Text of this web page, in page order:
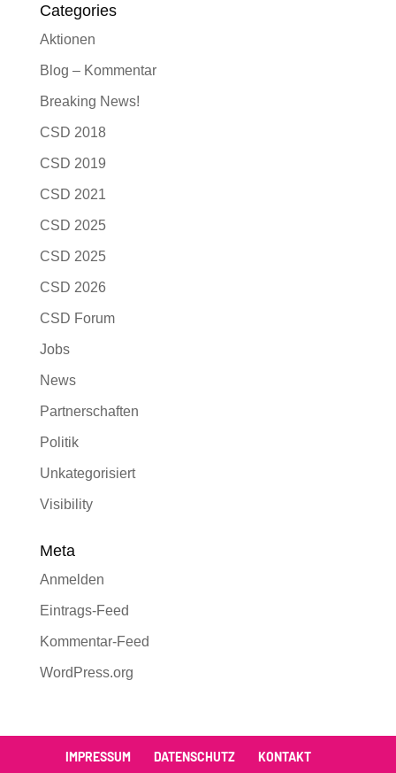
Categories
Aktionen
Blog – Kommentar
Breaking News!
CSD 2018
CSD 2019
CSD 2021
CSD 2025
CSD 2025
CSD 2026
CSD Forum
Jobs
News
Partnerschaften
Politik
Unkategorisiert
Visibility
Meta
Anmelden
Eintrags-Feed
Kommentar-Feed
WordPress.org
IMPRESSUM DATENSCHUTZ KONTAKT